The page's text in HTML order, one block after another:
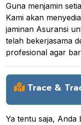
Guna menjamin
Kami akan
jaminan Asuransi
telah bekerjasama
profesional agar
Trace &
Ya tentu saja, Anda